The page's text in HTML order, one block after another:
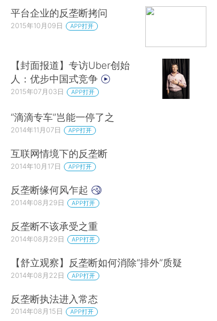
平台企业的反垄断拷问
2015年10月09日 APP打开
【封面报道】专访Uber创始
人：优步中国式竞争
2015年07月03日 APP打开
“滴滴专车”岂能一停了之
2014年11月07日 APP打开
互联网情境下的反垄断
2014年10月17日 APP打开
反垄断缘何风乍起
2014年08月29日 APP打开
反垄断不该承受之重
2014年08月29日 APP打开
【舒立观察】反垄断如何消除“排外”质疑
2014年08月22日 APP打开
反垄断执法进入常态
2014年08月15日 APP打开